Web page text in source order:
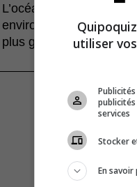
L’océan Atlantique est
environ 21 % de la
plus grand. Il couvre
utiliser
services
Stocker
En savoir